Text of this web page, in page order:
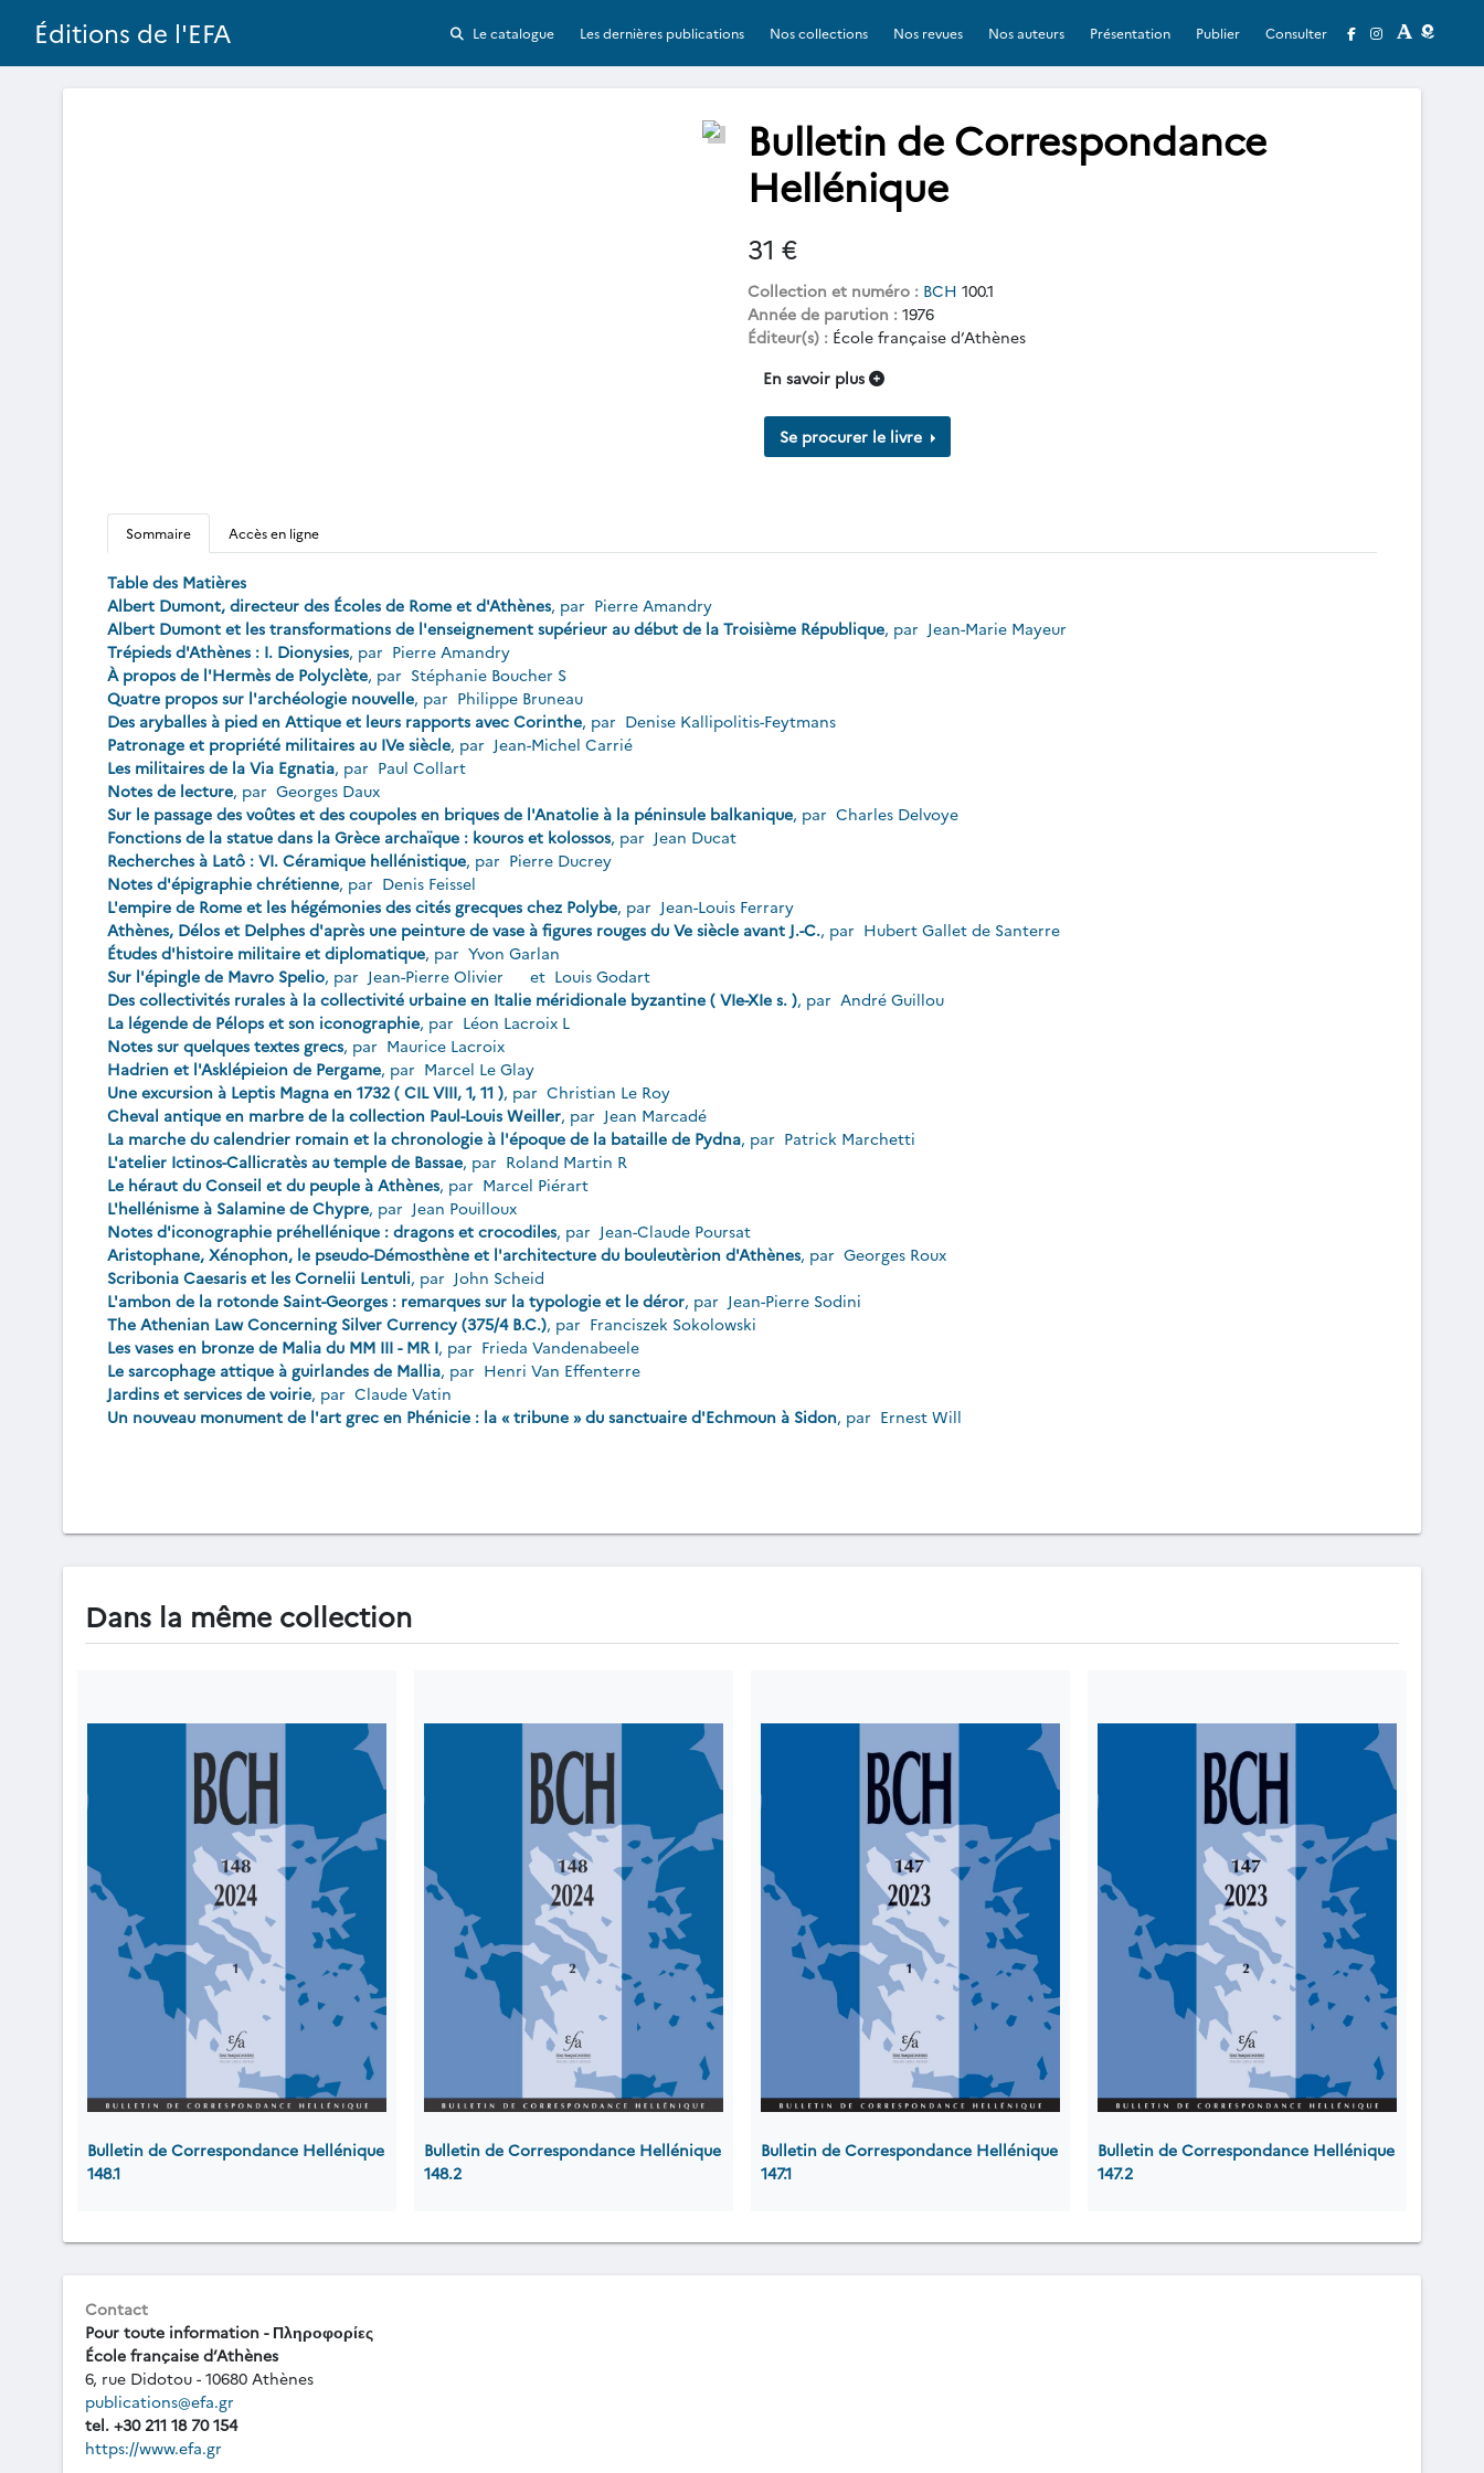
Éditions de l'EFA Le catalogue Les dernières publications Nos collections Nos revues Nos auteurs Présentation Publier Consulter
Bulletin de Correspondance
Hellénique
31 €
Collection et numéro : BCH 100.1
Année de parution : 1976
Éditeur(s) : École française d’Athènes
En savoir plus
Se procurer le livre
Sommaire Accès en ligne
Table des Matières
Albert Dumont, directeur des Écoles de Rome et d'Athènes, par Pierre Amandry
Albert Dumont et les transformations de l'enseignement supérieur au début de la Troisième République, par Jean-Marie Mayeur
Trépieds d'Athènes : I. Dionysies, par Pierre Amandry
À propos de l'Hermès de Polyclète, par Stéphanie Boucher S
Quatre propos sur l'archéologie nouvelle, par Philippe Bruneau
Des aryballes à pied en Attique et leurs rapports avec Corinthe, par Denise Kallipolitis-Feytmans
Patronage et propriété militaires au IVe siècle, par Jean-Michel Carrié
Les militaires de la Via Egnatia, par Paul Collart
Notes de lecture, par Georges Daux
Sur le passage des voûtes et des coupoles en briques de l'Anatolie à la péninsule balkanique, par Charles Delvoye
Fonctions de la statue dans la Grèce archaïque : kouros et kolossos, par Jean Ducat
Recherches à Latô : VI. Céramique hellénistique, par Pierre Ducrey
Notes d'épigraphie chrétienne, par Denis Feissel
L'empire de Rome et les hégémonies des cités grecques chez Polybe, par Jean-Louis Ferrary
Athènes, Délos et Delphes d'après une peinture de vase à figures rouges du Ve siècle avant J.-C., par Hubert Gallet de Santerre
Études d'histoire militaire et diplomatique, par Yvon Garlan
Sur l'épingle de Mavro Spelio, par Jean-Pierre Olivier et Louis Godart
Des collectivités rurales à la collectivité urbaine en Italie méridionale byzantine ( VIe-XIe s. ), par André Guillou
La légende de Pélops et son iconographie, par Léon Lacroix L
Notes sur quelques textes grecs, par Maurice Lacroix
Hadrien et l'Asklépieion de Pergame, par Marcel Le Glay
Une excursion à Leptis Magna en 1732 ( CIL VIII, 1, 11 ), par Christian Le Roy
Cheval antique en marbre de la collection Paul-Louis Weiller, par Jean Marcadé
La marche du calendrier romain et la chronologie à l'époque de la bataille de Pydna, par Patrick Marchetti
L'atelier Ictinos-Callicratès au temple de Bassae, par Roland Martin R
Le héraut du Conseil et du peuple à Athènes, par Marcel Piérart
L'hellénisme à Salamine de Chypre, par Jean Pouilloux
Notes d'iconographie préhellénique : dragons et crocodiles, par Jean-Claude Poursat
Aristophane, Xénophon, le pseudo-Démosthène et l'architecture du bouleutèrion d'Athènes, par Georges Roux
Scribonia Caesaris et les Cornelii Lentuli, par John Scheid
L'ambon de la rotonde Saint-Georges : remarques sur la typologie et le déror, par Jean-Pierre Sodini
The Athenian Law Concerning Silver Currency (375/4 B.C.), par Franciszek Sokolowski
Les vases en bronze de Malia du MM III - MR I, par Frieda Vandenabeele
Le sarcophage attique à guirlandes de Mallia, par Henri Van Effenterre
Jardins et services de voirie, par Claude Vatin
Un nouveau monument de l'art grec en Phénicie : la « tribune » du sanctuaire d'Echmoun à Sidon, par Ernest Will
Dans la même collection
Bulletin de Correspondance Hellénique
148.1
Bulletin de Correspondance Hellénique
148.2
Bulletin de Correspondance Hellénique
147.1
Bulletin de Correspondance Hellénique
147.2
Contact
Pour toute information - Πληροφορίες
École française d’Athènes
6, rue Didotou - 10680 Athènes
publications@efa.gr
tel. +30 211 18 70 154
https://www.efa.gr